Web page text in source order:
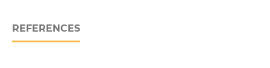
REFERENCES